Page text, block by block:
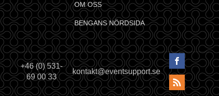
OM OSS
BENGANS NÖRDSIDA
+46 (0) 531-
69 00 33
kontakt@eventsupport.se